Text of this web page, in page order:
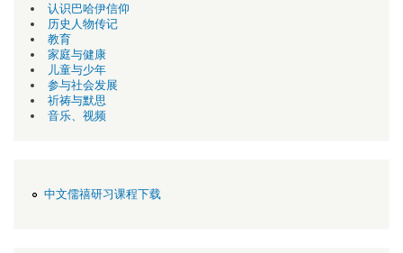
认识巴哈伊信仰
历史人物传记
教育
家庭与健康
儿童与少年
参与社会发展
祈祷与默思
音乐、视频
中文儒禧研习课程下载